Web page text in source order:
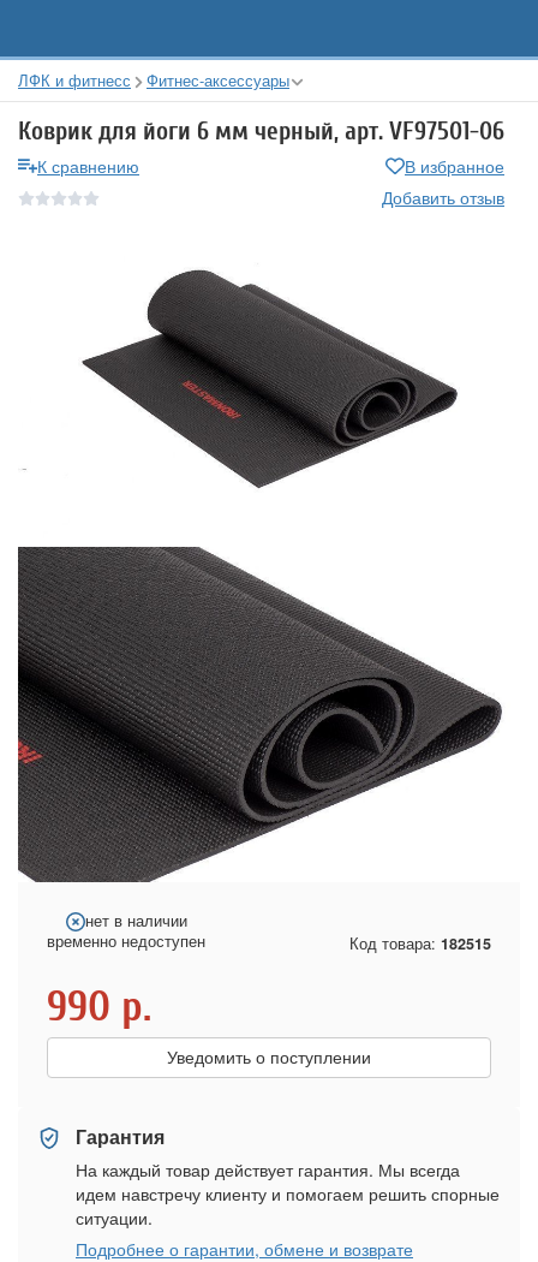
ЛФК и фитнесс Фитнес-аксессуары
Коврик для йоги 6 мм черный, арт. VF97501-06
К сравнению
В избранное
Добавить отзыв
нет в наличии
временно недоступен
Код товара: 182515
990 р.
Уведомить о поступлении
Гарантия
На каждый товар действует гарантия. Мы всегда
идем навстречу клиенту и помогаем решить спорные
ситуации.
Подробнее о гарантии, обмене и возврате